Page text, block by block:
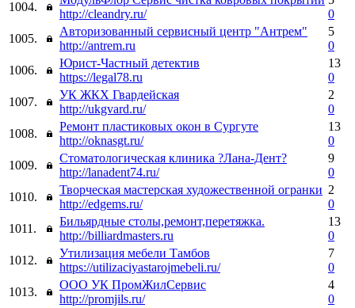
1004.
http://cleandry.ru/
0
1005.
Авторизованный сервисный центр "Антрем"
http://antrem.ru
5
0
1006.
Юрист-Частный детектив
https://legal78.ru
13
0
1007.
УК ЖКХ Гвардейская
http://ukgvard.ru/
2
0
1008.
Ремонт пластиковых окон в Сургуте
http://oknasgt.ru/
13
0
1009.
Стоматологическая клиника ?Лана-Дент?
http://lanadent74.ru/
9
0
1010.
Творческая мастерская художественной огранки
http://edgems.ru/
2
0
1011.
Бильярдные столы,ремонт,перетяжка.
http://billiardmasters.ru
13
0
1012.
Утилизация мебели Тамбов
https://utilizaciyastarojmebeli.ru/
7
0
1013.
ООО УК ПромЖилСервис
http://promjils.ru/
4
0